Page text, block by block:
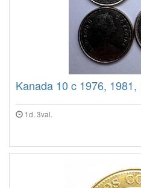
Kanada 10 c 1976, 1981,
1d. 3val.